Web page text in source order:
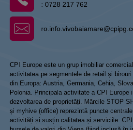
: 0728 217 762
CPI Europe este un grup imobiliar
activitatea pe segmentele de retail și
din Europa: Austria, Germania, Cehia,
Polonia. Principala activitate a CPI Europe
dezvoltarea de proprietăți. Mărcile STOP
și myhive (office) reprezintă puncte
activități și susțin calitatea și serviciile.